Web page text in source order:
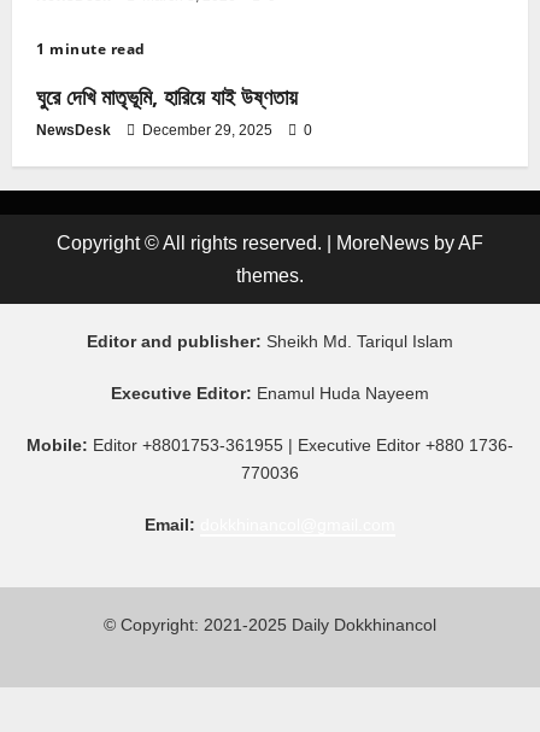
1 minute read
ঘুরে দেখি মাতৃভূমি, হারিয়ে যাই উষ্ণতায়
NewsDesk December 29, 2025 0
Copyright © All rights reserved. MoreNews by AF
themes.
Editor and publisher: Sheikh Md. Tariqul Islam
Executive Editor: Enamul Huda Nayeem
Mobile: Editor +8801753-361955 | Executive Editor +880 1736-
770036
Email:
© Copyright: 2021-2025 Daily Dokkhinancol